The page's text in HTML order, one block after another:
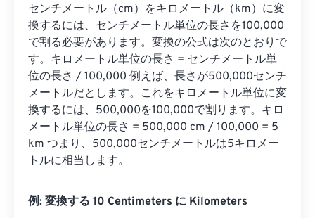
センチメートル（cm）をキロメートル（km）に変
換するには、センチメートル単位の長さを100,000
で割る必要があります。変換の公式は次のとおりで
す。キロメートル単位の長さ = センチメートル単
位の長さ / 100,000 例えば、長さが500,000センチ
メートルだとします。これをキロメートル単位に変
換するには、500,000を100,000で割ります。キロ
メートル単位の長さ = 500,000 cm / 100,000 = 5
km つまり、500,000センチメートルは5キロメー
トルに相当します。
例: 変換する 10 Centimeters に Kilometers